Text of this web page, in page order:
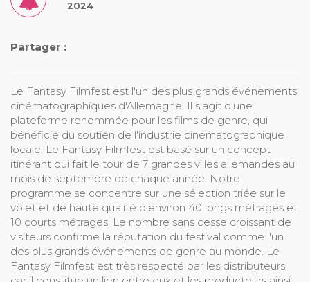
2024
Partager :
Le Fantasy Filmfest est l'un des plus grands événements
cinématographiques d'Allemagne. Il s'agit d'une
plateforme renommée pour les films de genre, qui
bénéficie du soutien de l'industrie cinématographique
locale. Le Fantasy Filmfest est basé sur un concept
itinérant qui fait le tour de 7 grandes villes allemandes au
mois de septembre de chaque année. Notre
programme se concentre sur une sélection triée sur le
volet et de haute qualité d'environ 40 longs métrages et
10 courts métrages. Le nombre sans cesse croissant de
visiteurs confirme la réputation du festival comme l'un
des plus grands événements de genre au monde. Le
Fantasy Filmfest est très respecté par les distributeurs,